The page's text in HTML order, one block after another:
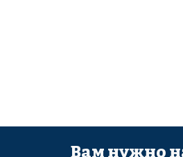
Вам нужно